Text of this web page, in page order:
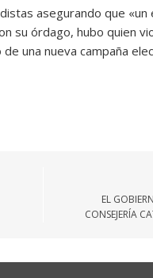
asegurando que «un
su órdago, hubo quien
una nueva campaña
EL
CONSEJERÍA